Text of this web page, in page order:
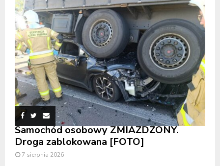
Samochód osobowy ZMIAŻDŻONY.
Droga zablokowana [FOTO]
7 sierpnia 2026